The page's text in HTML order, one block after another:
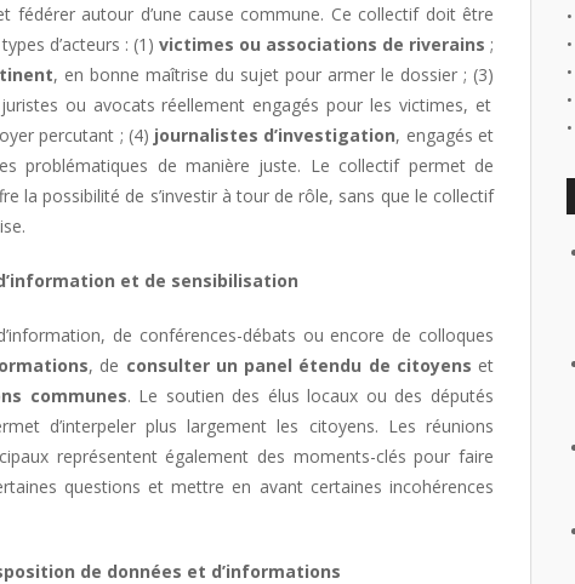
fédérer autour d’une cause commune. Ce collectif doit être
d’acteurs : (1) victimes ou associations de riverains ;
, en bonne maîtrise du sujet pour armer le dossier ; (3)
ou avocats réellement engagés pour les victimes, et
percutant ; (4) journalistes d’investigation, engagés et
problématiques de manière juste. Le collectif permet de
la possibilité de s’investir à tour de rôle, sans que le collectif
et de sensibilisation
de conférences-débats ou encore de colloques
, de consulter un panel étendu de citoyens et
communes. Le soutien des élus locaux ou des députés
d’interpeler plus largement les citoyens. Les réunions
représentent également des moments-clés pour faire
questions et mettre en avant certaines incohérences
de données et d’informations
•
•
•
•
•